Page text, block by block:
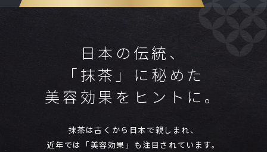
日本の伝統、
「抹茶」に秘めた
美容効果をヒントに。
抹茶は古くから日本で親しまれ、
近年では「美容効果」も注目されています。